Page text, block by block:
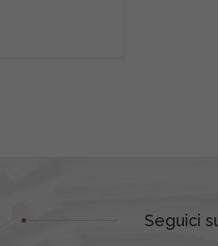
Seguici